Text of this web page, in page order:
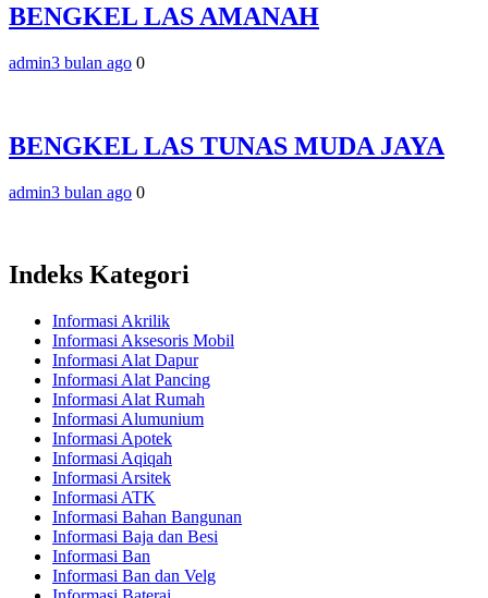
BENGKEL LAS AMANAH
admin3 bulan ago 0
BENGKEL LAS TUNAS MUDA JAYA
admin3 bulan ago 0
Indeks Kategori
Informasi Akrilik
Informasi Aksesoris Mobil
Informasi Alat Dapur
Informasi Alat Pancing
Informasi Alat Rumah
Informasi Alumunium
Informasi Apotek
Informasi Aqiqah
Informasi Arsitek
Informasi ATK
Informasi Bahan Bangunan
Informasi Baja dan Besi
Informasi Ban
Informasi Ban dan Velg